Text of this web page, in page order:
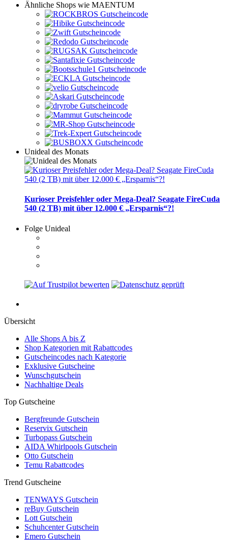
Ähnliche Shops wie MAENTUM
Unideal des Monats
Kurioser Preisfehler oder Mega-Deal? Seagate FireCuda
540 (2 TB) mit über 12.000 € „Ersparnis“?!
Folge Unideal
Übersicht
Alle Shops A bis Z
Shop Kategorien mit Rabattcodes
Gutscheincodes nach Kategorie
Exklusive Gutscheine
Wunschgutschein
Nachhaltige Deals
Top Gutscheine
Bergfreunde Gutschein
Reservix Gutschein
Turbopass Gutschein
AIDA Whirlpools Gutschein
Otto Gutschein
Temu Rabattcodes
Trend Gutscheine
TENWAYS Gutschein
reBuy Gutschein
Lott Gutschein
Schuhcenter Gutschein
Emero Gutschein